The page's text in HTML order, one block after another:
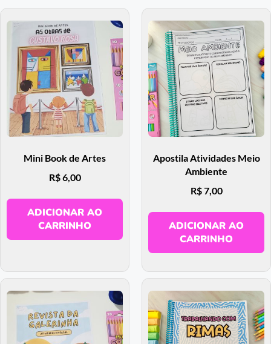
Mini Book de Artes
R$6,00
ADICIONAR AO
CARRINHO
Apostila Atividades Meio
Ambiente
R$7,00
ADICIONAR AO
CARRINHO